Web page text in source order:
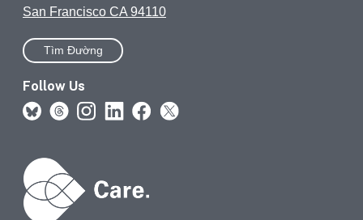
San Francisco CA 94110
Tìm Đường
Follow Us